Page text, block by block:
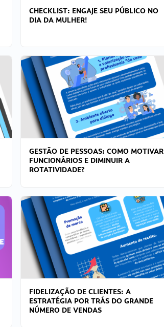
CHECKLIST: ENGAJE SEU PÚBLICO NO
DIA DA MULHER!
GESTÃO DE PESSOAS: COMO MOTIVAR
FUNCIONÁRIOS E DIMINUIR A
ROTATIVIDADE?
FIDELIZAÇÃO DE CLIENTES: A
ESTRATÉGIA POR TRÁS DO GRANDE
NÚMERO DE VENDAS